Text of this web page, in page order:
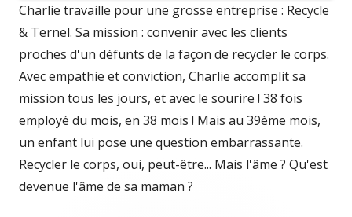
Charlie travaille pour une grosse entreprise : Recycle
& Ternel. Sa mission : convenir avec les clients
proches d'un défunts de la façon de recycler le corps.
Avec empathie et conviction, Charlie accomplit sa
mission tous les jours, et avec le sourire ! 38 fois
employé du mois, en 38 mois ! Mais au 39ème mois,
un enfant lui pose une question embarrassante.
Recycler le corps, oui, peut-être... Mais l'âme ? Qu'est
devenue l'âme de sa maman ?